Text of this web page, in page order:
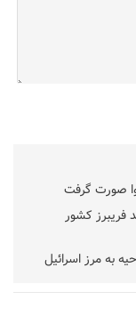
صورت گرفت
فریبرز کشور
به مرز اسرائیل